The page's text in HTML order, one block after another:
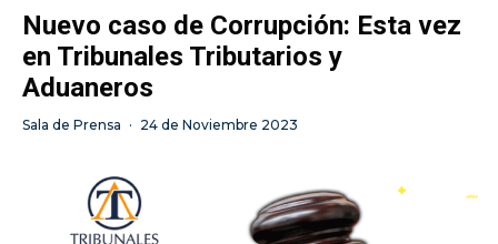
Nuevo caso de Corrupción: Esta vez
en Tribunales Tributarios y
Aduaneros
Sala de Prensa · 24 de Noviembre 2023